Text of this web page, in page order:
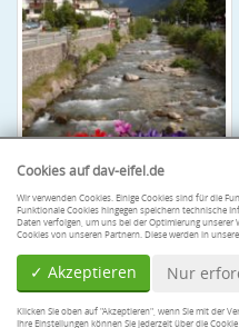
Cookies auf dav-eifel.de
Wir verwenden Cookies. Einige Cookies sind für die
Funktionale Cookies hingegen speichern technische
Daten verfolgen, um uns bei der Optimierung
Cookies von unseren Partnern. Diese werden in
✓ Akzeptieren Nur
Klicken Sie oben auf "Akzeptieren", wenn Sie mit der
Ihre Einstellungen können Sie jederzeit über die